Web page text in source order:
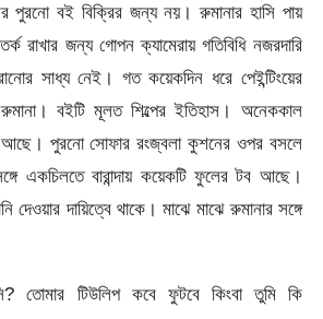
পুরনো বই বিক্রির জন্য নয়। রুমানার হাসি পায়
রাখার জন্য গোপন ক্যামেরায় গতিবিধি নজরদারি
সাধ্য নেই। গত কয়েকদিন ধরে পেইন্টিংয়ের
বইটি মূলত শিল্পের ইতিহাস। অনেককাল
আছে। পুরনো সোফার রংজ্বলা কুশনের ওপর বসলে
একচিলতে বারান্দায় কয়েকটি ফুলের টব আছে।
দায়িত্বে থাকে। মাঝে মাঝে রুমানার সঙ্গে
তোমার টিউলিপ কবে ফুটবে কিংবা তুমি কি